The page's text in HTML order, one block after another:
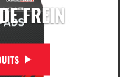
FREIN